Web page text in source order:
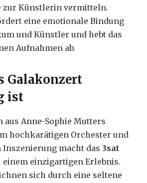
zur Künstlerin vermitteln.
eine emotionale Bindung
und Künstler und hebt das
Aufnahmen ab.
Galakonzert
ist
aus Anne-Sophie Mutters
hochkarätigen Orchester und
macht das 3sat
einem einzigartigen Erlebnis.
sich durch eine seltene